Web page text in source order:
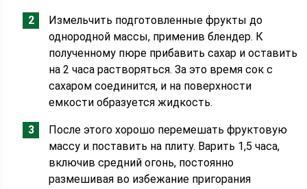
Измельчить подготовленные фрукты до
однородной массы, применив блендер. К
полученному пюре прибавить сахар и оставить
на 2 часа растворяться. За это время сок с
сахаром соединится, и на поверхности
емкости образуется жидкость.
После этого хорошо перемешать фруктовую
массу и поставить на плиту. Варить 1,5 часа,
включив средний огонь, постоянно
размешивая во избежание пригорания